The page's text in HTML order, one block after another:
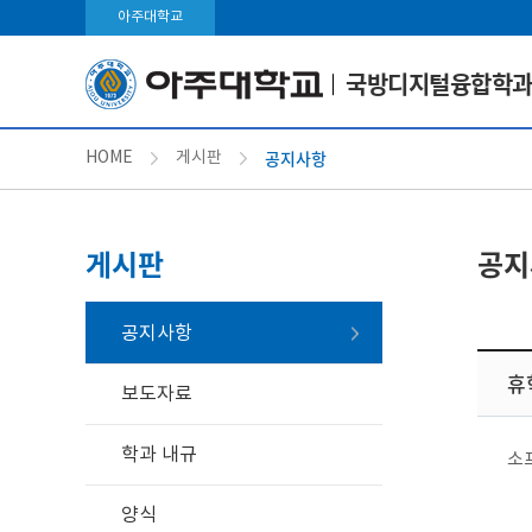
아주대학교
국방디지털융합학
HOME 게시판 공지사항
게시판
공지사항
보도자료
학과 내규
양식
공
휴
소